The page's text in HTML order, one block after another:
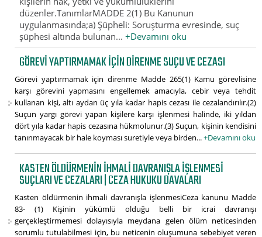
düzenler.TanımlarMADDE 2(1) Bu Kanunun
uygulanmasında;a) Şüpheli: Soruşturma evresinde, suç
şüphesi altında bulunan...+Devamını oku
GÖREVI YAPTIRMAMAK IÇIN DIRENME SUÇU VE CEZASI
Görevi yaptırmamak için direnme Madde 265(1) Kamu görevlisine
karşı görevini yapmasını engellemek amacıyla, cebir veya tehdit
kullanan kişi, altı aydan üç yıla kadar hapis cezası ile cezalandırılır.(2)
Suçun yargı görevi yapan kişilere karşı işlenmesi halinde, iki yıldan
dört yıla kadar hapis cezasına hükmolunur.(3) Suçun, kişinin kendisini
tanınmayacak bir hale koyması suretiyle veya birden...+Devamını oku
KASTEN ÖLDÜRMENIN IHMALI DAVRANIŞLA IŞLENMESI
SUÇLARI VE CEZALARI | CEZA HUKUKU DAVALARI
Kasten öldürmenin ihmali davranışla işlenmesiCeza kanunu Madde
83- (1) Kişinin yükümlü olduğu belli bir icrai davranışı
gerçekleştirmemesi dolayısıyla meydana gelen ölüm neticesinden
sorumlu tutulabilmesi için, bu neticenin oluşumuna sebebiyet veren